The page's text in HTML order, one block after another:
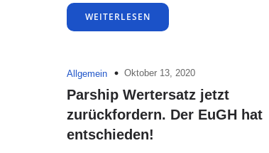
WEITERLESEN
Allgemein Oktober 13, 2020
Parship Wertersatz jetzt
zurückfordern. Der EuGH hat
entschieden!